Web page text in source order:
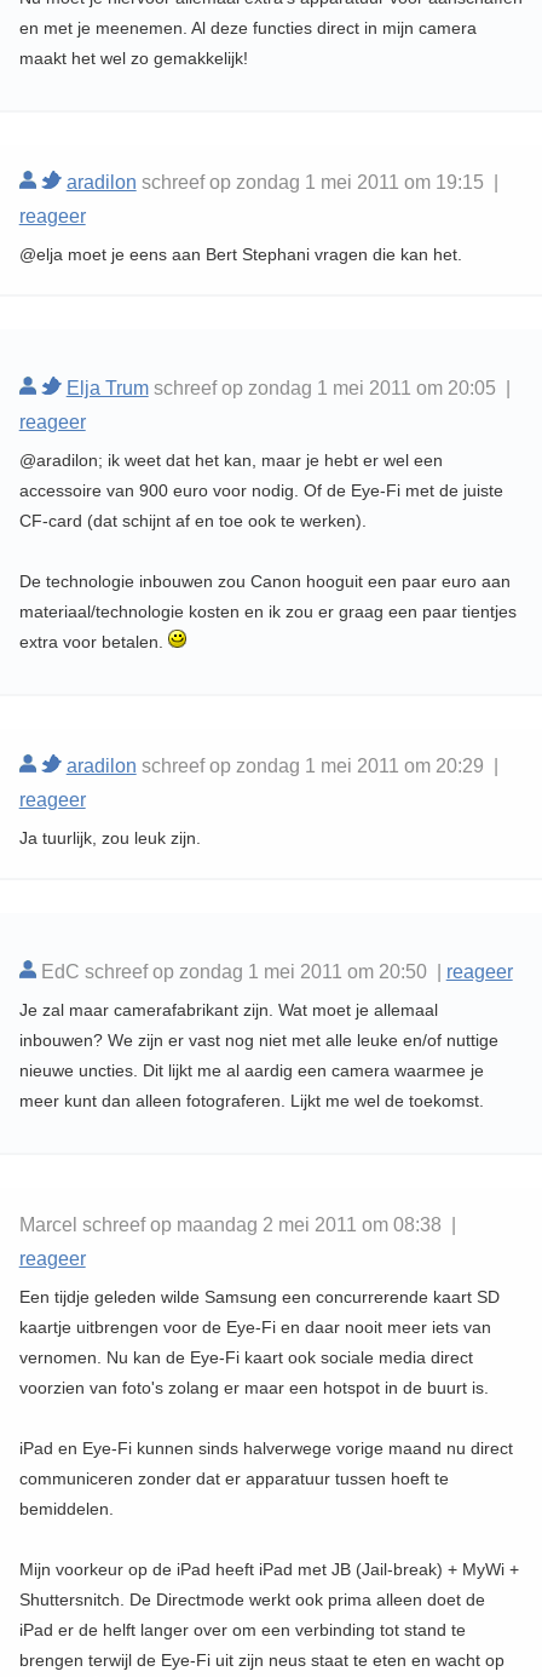
en met je meenemen. Al deze functies direct in mijn camera
maakt het wel zo gemakkelijk!
aradilon schreef op zondag 1 mei 2011 om 19:15 |
reageer
@elja moet je eens aan Bert Stephani vragen die kan het.
Elja Trumschreef op zondag 1 mei 2011 om 20:05 |
reageer
@aradilon; ik weet dat het kan, maar je hebt er wel een
accessoire van 900 euro voor nodig. Of de Eye-Fi met de juiste
CF-card (dat schijnt af en toe ook te werken).
De technologie inbouwen zou Canon hooguit een paar euro aan
materiaal/technologie kosten en ik zou er graag een paar tientjes
extra voor betalen.
aradilon schreef op zondag 1 mei 2011 om 20:29 |
reageer
Ja tuurlijk, zou leuk zijn.
EdC schreef op zondag 1 mei 2011 om 20:50 | reageer
Je zal maar camerafabrikant zijn. Wat moet je allemaal
inbouwen? We zijn er vast nog niet met alle leuke en/of nuttige
nieuwe uncties. Dit lijkt me al aardig een camera waarmee je
meer kunt dan alleen fotograferen. Lijkt me wel de toekomst.
Marcel schreef op maandag 2 mei 2011 om 08:38 |
reageer
Een tijdje geleden wilde Samsung een concurrerende kaart SD
kaartje uitbrengen voor de Eye-Fi en daar nooit meer iets van
vernomen. Nu kan de Eye-Fi kaart ook sociale media direct
voorzien van foto's zolang er maar een hotspot in de buurt is.
iPad en Eye-Fi kunnen sinds halverwege vorige maand nu direct
communiceren zonder dat er apparatuur tussen hoeft te
bemiddelen.
Mijn voorkeur op de iPad heeft iPad met JB (Jail-break) + MyWi +
Shuttersnitch. De Directmode werkt ook prima alleen doet de
iPad er de helft langer over om een verbinding tot stand te
brengen terwijl de Eye-Fi uit zijn neus staat te eten en wacht op